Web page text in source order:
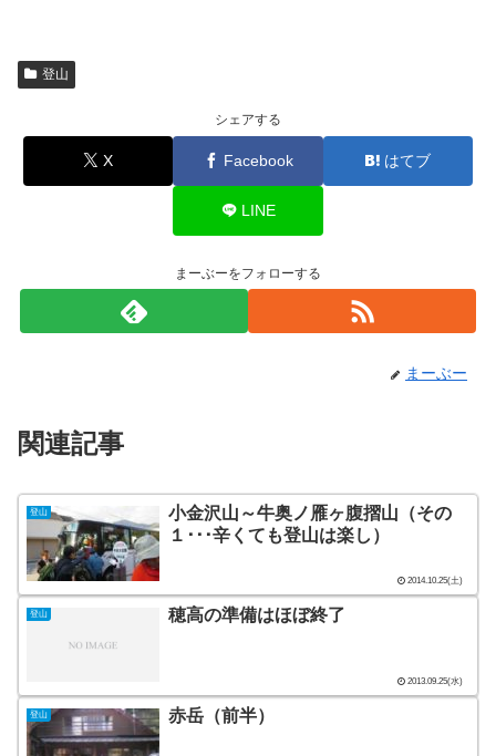
登山
シェアする
X Facebook はてブ
LINE
まーぶーをフォローする
まーぶー
関連記事
登山
小金沢山～牛奥ノ雁ヶ腹摺山（その
１･･･辛くても登山は楽し）
2014.10.25(土)
登山 穂高の準備はほぼ終了
2013.09.25(水)
登山 赤岳（前半）